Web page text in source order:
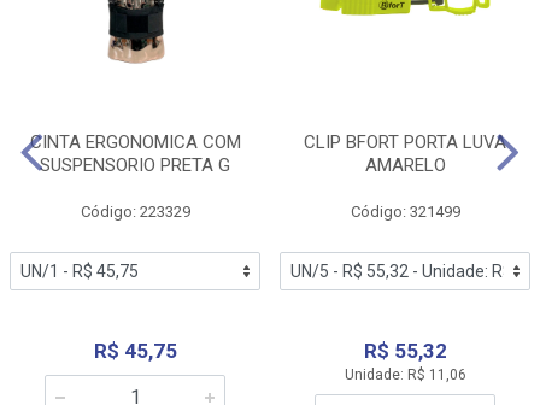
CINTA ERGONOMICA COM
SUSPENSORIO PRETA G
Código: 223329
R$ 45,75
CLIP BFORT PORTA LUVA
AMARELO
Código: 321499
R$ 55,32
Unidade: R$ 11,06